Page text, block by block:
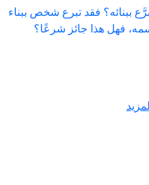
ببنائه؟ فقد تبرع شخص ببناء
فهل هذا جائز شرعًا؟